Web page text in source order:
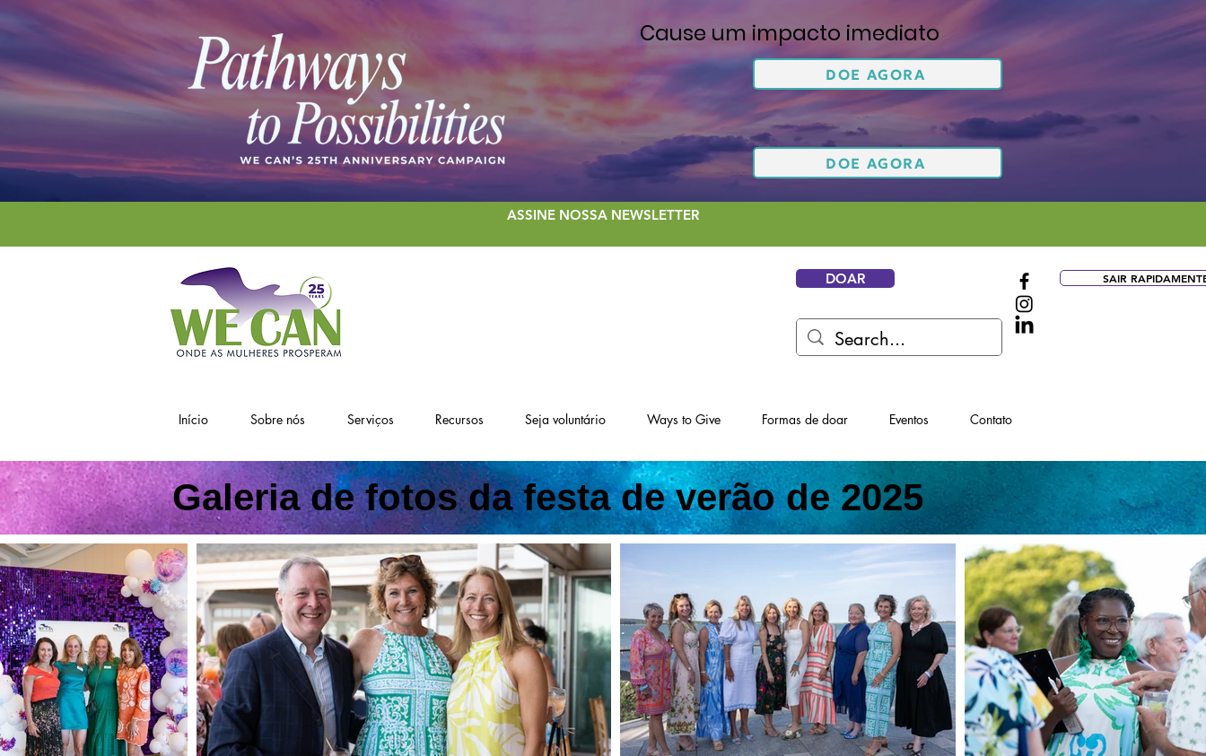
Cause um impacto imediato
DOE AGORA
DOE AGORA
ASSINE NOSSA NEWSLETTER
DOAR SAIR
Início Sobre nós Serviços Recursos Seja voluntário Ways to Give Formas de doar Eventos Contato
Galeria de fotos da festa de verão de 2025